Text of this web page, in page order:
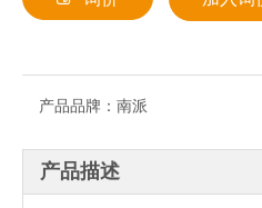
产品品牌： 南派
产品描述